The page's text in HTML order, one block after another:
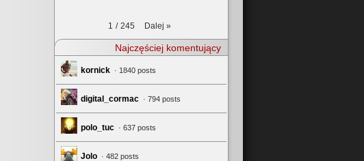
1 / 245 Dalej »
Najczęściej komentujący
kornick · 1840 posts
digital_cormac · 794 posts
polo_tuc · 637 posts
Jolo · 482 posts